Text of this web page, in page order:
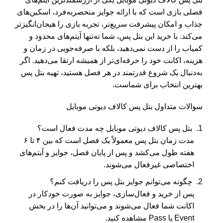
فصلی بازی است که با ارائه جوایز منحصر‌به‌فرد، اسکین‌های
جذاب و امکان پیشرفت سریع‌تر، تجربه بازی را هیجان‌انگیزتر
می‌کند. با خرید این بتل پس، شما نه‌تنها آیتم‌های محدود و
کمیاب را از دست نمی‌دهید، بلکه با صرفه‌جویی در زمان و
هزینه، اکانت خود را حرفه‌ای‌تر از همیشه ارتقا می‌دهید. اگر
به‌دنبال یک شروع قدرتمند در هر فصل هستید، تهیه بتل پس
بهترین انتخاب برای شماست.
سوالات متداول بتل پس کالاف دیوتی موبایل
بتل پس کالاف دیوتی موبایل چه مدت فعال است؟
مدت زمان بتل پس معمولاً یک فصل است که بین ۴ تا ۶
هفته طول می‌کشد و پس از پایان فصل، جوایز و آیتم‌های
اختصاصی غیرفعال می‌شوند.
چگونه می‌توانم جوایز بتل پس را دریافت کنم؟
پس از خرید و فعال‌سازی، جوایز به صورت خودکار در
اکانت شما فعال می‌شوند و می‌توانید آن‌ها را در بخش
Event یا Pass مشاهده کنید.